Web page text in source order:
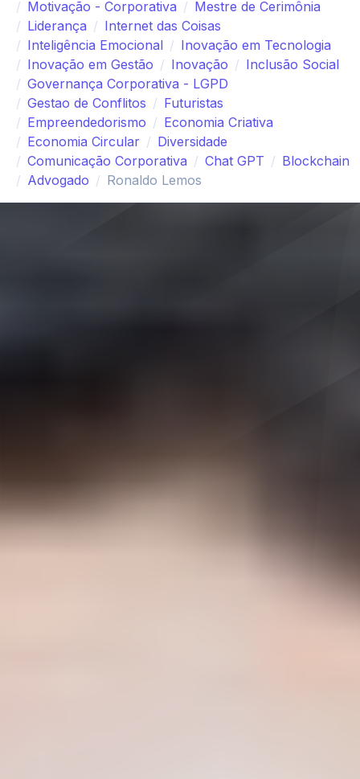
Motivação - Corporativa
Mestre de Cerimônia
Liderança
Internet das Coisas
Inteligência Emocional
Inovação em Tecnologia
Inovação em Gestão
Inovação
Inclusão Social
Governança Corporativa - LGPD
Gestao de Conflitos
Futuristas
Empreendedorismo
Economia Criativa
Economia Circular
Diversidade
Comunicação Corporativa
Chat GPT
Blockchain
Advogado
Ronaldo Lemos